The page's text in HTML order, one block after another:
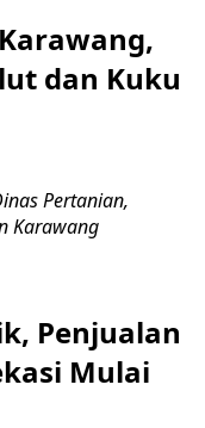
dan Kuku
Pertanian,
Karawang
Penjualan
Mulai